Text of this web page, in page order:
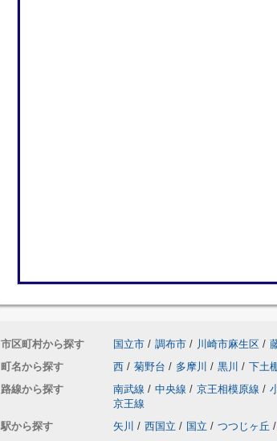
市区町村から探す 国立市 / 調布市 / 川崎市麻生区 /
町名から探す
西 / 菊野台 / 多摩川 / 黒川 / 下土
路線から探す
南武線 / 中央線 / 京王相模原線 /
京王線
駅から探す
矢川 / 西国立 / 国立 / つつじヶ丘 /